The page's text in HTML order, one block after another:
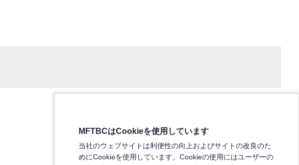
MFTBCはCookieを使用しています
当社のウェブサイトは利便性の向上およびサイトの改良のた
めにCookieを使用しています。Cookieの使用にはユーザーの